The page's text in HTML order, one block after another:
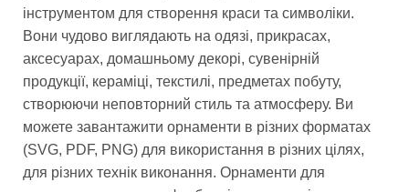
інструментом для створення краси та символіки.
Вони чудово виглядають на одязі, прикрасах,
аксесуарах, домашньому декорі, сувенірній
продукції, кераміці, текстилі, предметах побуту,
створюючи неповторний стиль та атмосферу. Ви
можете завантажити орнаменти в різних форматах
(SVG, PDF, PNG) для використання в різних цілях,
для різних технік виконання. Орнаменти для